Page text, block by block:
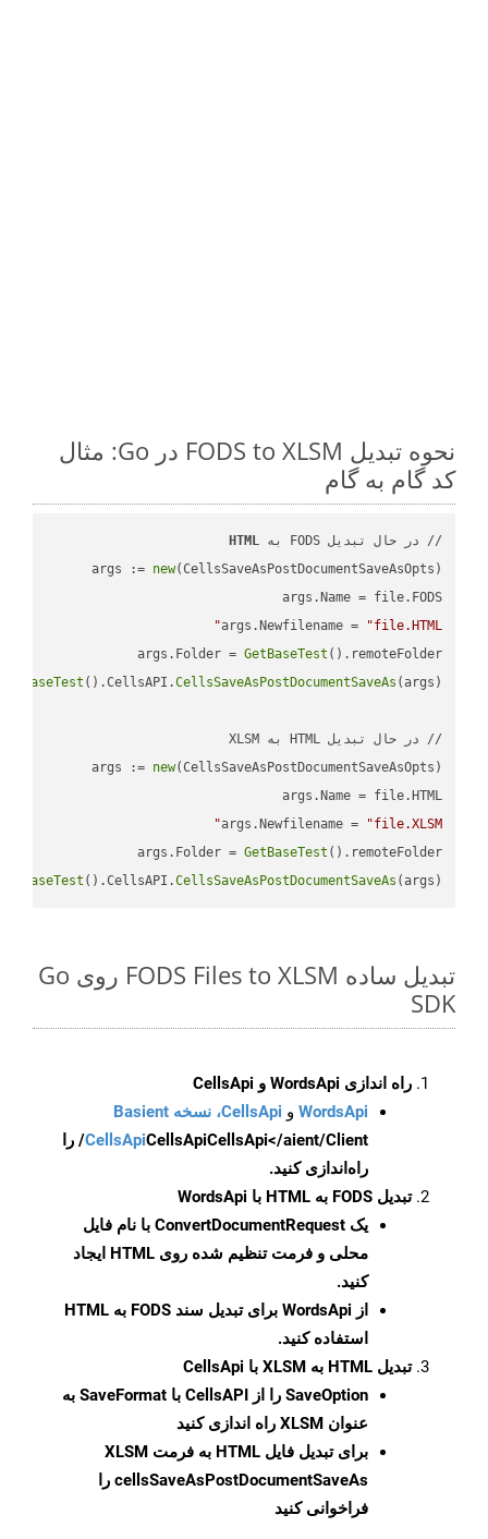
نحوه تبدیل FODS to XLSM در Go: مثال
کد گام به گام
// در حال تبدیل FODS به
HTML
args := new
args.Newfilename =
"file.HTML"
args.Folder = GetBaseTest
GetBaseTest ().CellsAPI.CellsSaveAsPostDocumentSaveAs
args := new
args.Newfilename =
"file.XLSM"
args.Folder = GetBaseTest
GetBaseTest ().CellsAPI.CellsSaveAsPostDocumentSaveAs (args)
تبدیل ساده FODS Files to XLSM روی Go
SDK
راه اندازی WordsApi و CellsApi
WordsApi و CellsApi، نسخه Basient
CellsApiCellsApi
CellsApi</aient/Client/ را
راه‌اندازی کنید.
تبدیل FODS به HTML با WordsApi
یک ConvertDocumentRequest با نام فایل
محلی و فرمت تنظیم شده روی HTML ایجاد
کنید.
از WordsApi برای تبدیل سند FODS به HTML
استفاده کنید.
تبدیل HTML به XLSM با CellsApi
SaveOption
را از CellsAPI با SaveFormat به
عنوان XLSM راه اندازی کنید
برای تبدیل فایل HTML به فرمت
XLSM
cellsSaveAsPostDocumentSaveAs را
فراخوانی کنید